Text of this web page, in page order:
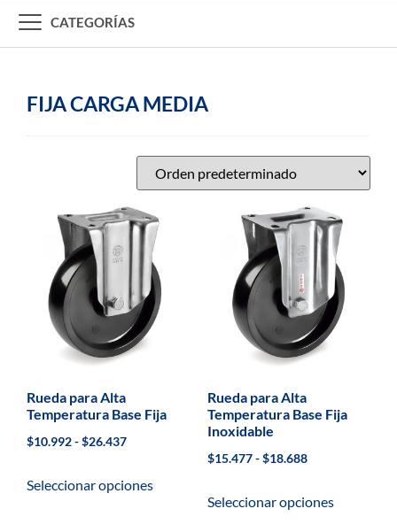
CATEGORÍAS
FIJA CARGA MEDIA
Rueda para Alta
Temperatura Base Fija
$10.992-$26.437
Seleccionar opciones
Rueda para Alta
Temperatura Base Fija
Inoxidable
$15.477-$18.688
Seleccionar opciones